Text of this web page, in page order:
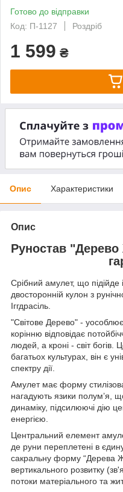
Готово до відправки
Код: П-1127
Роздріб
1 599 ₴
Опис Характеристики
Опис
Руностав "Дерево
Срібний амулет, що підійде
двосторонній кулон з
Іггдрасіль.
"Світове Дерево" -
корінню відповідає
людей, а кроні - світ
багатьох культурах, він є
спектру дії.
Амулет має форму
нагадують язики полум’я,
динаміку, підсилюючі дію
енергією.
Центральний елемент
де руни переплетені в
сакральну форму “Дерева
вертикального розвитку
потоки матеріального та